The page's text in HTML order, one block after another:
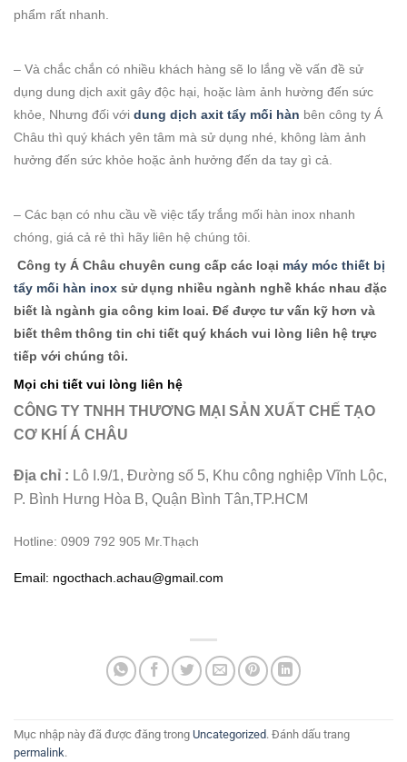
phẩm rất nhanh.
– Và chắc chắn có nhiều khách hàng sẽ lo lắng về vấn đề sử
dụng dung dịch axit gây độc hại, hoặc làm ảnh hường đến sức
khỏe, Nhưng đối với dung dịch axit tẩy mối hàn bên công ty Á
Châu thì quý khách yên tâm mà sử dụng nhé, không làm ảnh
hưởng đến sức khỏe hoặc ảnh hưởng đến da tay gì cả.
– Các bạn có nhu cầu về việc tẩy trắng mối hàn inox nhanh
chóng, giá cả rẻ thì hãy liên hệ chúng tôi.
Công ty Á Châu chuyên cung cấp các loại máy móc thiết bị
tẩy mối hàn inox sử dụng nhiều ngành nghề khác nhau đặc
biết là ngành gia công kim loai. Để được tư vấn kỹ hơn và
biết thêm thông tin chi tiết quý khách vui lòng liên hệ trực
tiếp với chúng tôi.
Mọi chi tiết vui lòng liên hệ
CÔNG TY TNHH THƯƠNG MẠI SẢN XUẤT CHẾ TẠO
CƠ KHÍ Á CHÂU
Địa chỉ : Lô I.9/1, Đường số 5, Khu công nghiệp Vĩnh Lộc,
P. Bình Hưng Hòa B, Quận Bình Tân,TP.HCM
Hotline: 0909 792 905 Mr.Thạch
Email: ngocthach.achau@gmail.com
Mục nhập này đã được đăng trong Uncategorized. Đánh dấu trang
permalink.